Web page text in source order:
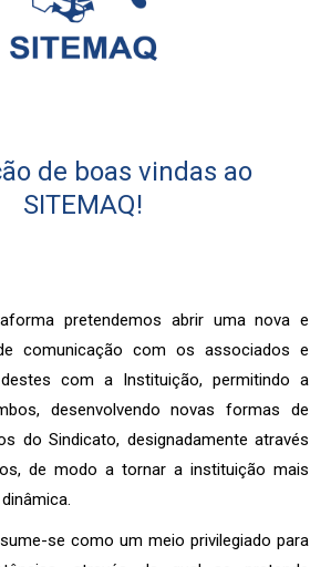
de boas vindas ao
SITEMAQ!
pretendemos abrir uma nova e
comunicação com os associados e
com a Instituição, permitindo a
desenvolvendo novas formas de
do Sindicato, designadamente através
de modo a tornar a instituição mais
se como um meio privilegiado para